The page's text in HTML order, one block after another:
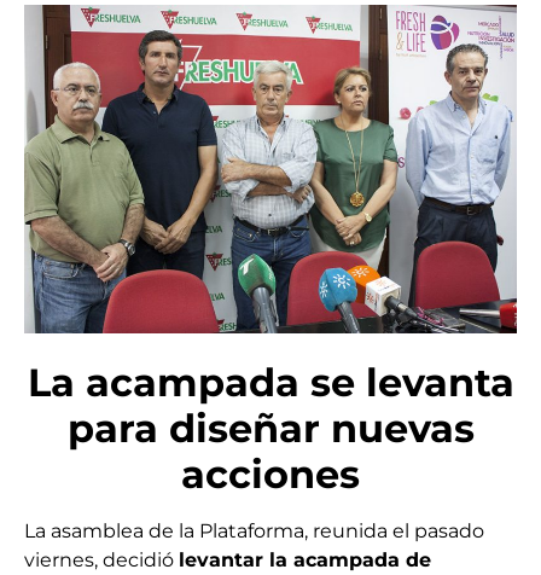
La acampada se levanta
para diseñar nuevas
acciones
La asamblea de la Plataforma, reunida el pasado
viernes, decidió levantar la acampada de